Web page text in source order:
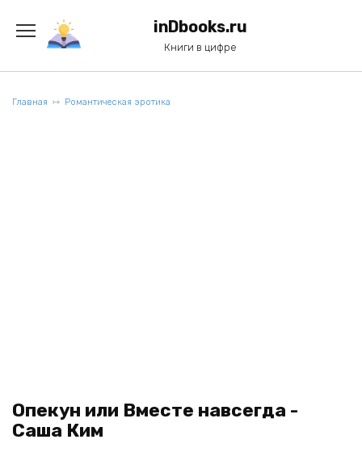
содержанию
inDbooks.ru
Книги в цифре
Главная Романтическая эротика
Опекун или Вместе навсегда -
Саша Ким